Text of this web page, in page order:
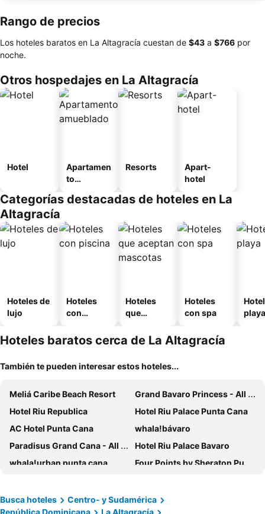
Rango de precios
Los hoteles baratos en La Altagracía cuestan de ‎$43 a ‎$766 por
noche.
Otros hospedajes en La Altagracía
Hotel
Apartamen
to
o
Resorts
Apart-
hotel
Categorías destacadas de hoteles en La
Altagracía
Hoteles de
lujo
Hoteles
con
Hoteles
que
mascotas
Hoteles
con spa
playa
Hoteles baratos cerca de La Altagracía
También te pueden interesar estos hoteles...
Meliá Caribe Beach Resort
Grand Bavaro Princess - All Inclusive
Hotel Riu Republica
Hotel Riu Palace Punta Cana
AC Hotel Punta Cana
whala!bávaro
Paradisus Grand Cana - All Suites
Hotel Riu Palace Bavaro
whala!urban punta cana
Four Points by Sheraton Puntacana
Excellence Punta Cana
Reserva Real By Harper
Busca hoteles
Centro- y Sudamérica